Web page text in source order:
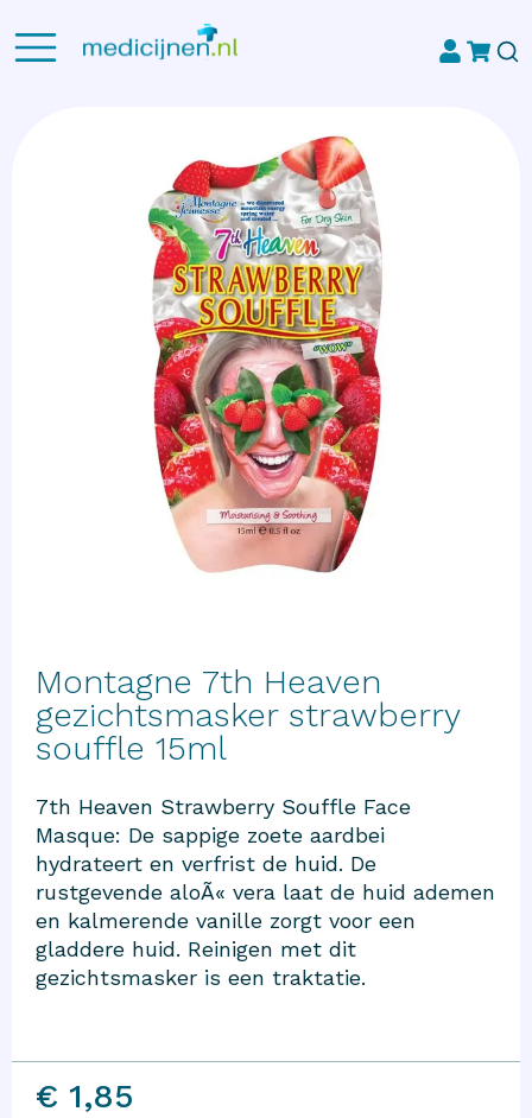
Montagne 7th Heaven
gezichtsmasker strawberry
souffle 15ml
7th Heaven Strawberry Souffle Face
Masque: De sappige zoete aardbei
hydrateert en verfrist de huid. De
rustgevende aloÃ« vera laat de huid ademen
en kalmerende vanille zorgt voor een
gladdere huid. Reinigen met dit
gezichtsmasker is een traktatie.
€ 1,85